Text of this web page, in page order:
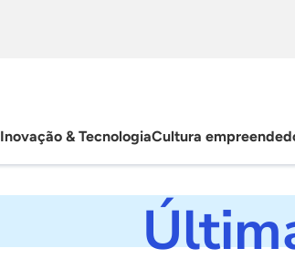
Inovação & TecnologiaCultura